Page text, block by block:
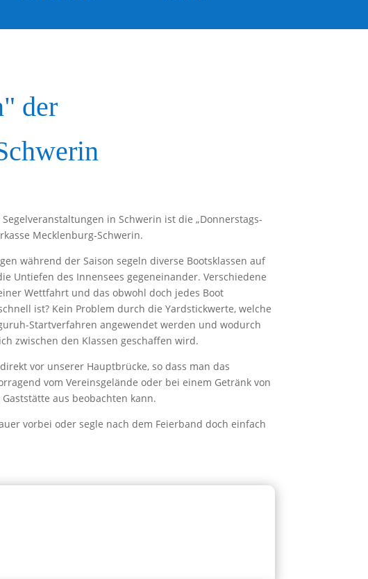
der
in Schwerin ist die „Donnerstags-
Mecklenburg-Schwerin.
während der Saison segeln diverse Bootsklassen auf
Untiefen des Innensees gegeneinander. Verschiedene
Wettfahrt und das obwohl doch jedes Boot
ist? Kein Problem durch die Yardstickwerte, welche
Startverfahren angewendet werden und wodurch
zwischen den Klassen geschaffen wird.
vor unserer Hauptbrücke, so dass man das
vom Vereinsgelände oder bei einem Getränk von
aus beobachten kann.
vorbei oder segle nach dem Feierband doch einfach